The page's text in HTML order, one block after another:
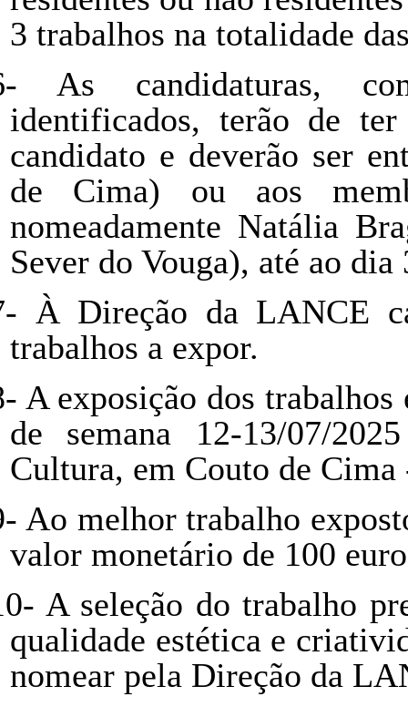
3 trabalhos na totalidade
As candidaturas,
identificados, terão de
candidato e deverão ser
de Cima) ou aos
nomeadamente Natália
Sever do Vouga), até ao
À Direção da LANCE
trabalhos a expor.
A exposição dos
de semana 12-13/07/
Cultura, em Couto de Cima
Ao melhor trabalho
valor monetário de 100
A seleção do trabalho
qualidade estética e
nomear pela Direção da